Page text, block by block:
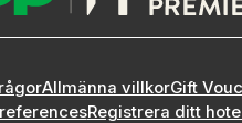
Allmänna villkorGift
Registrera ditt